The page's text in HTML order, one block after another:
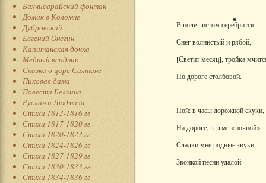
Бахчисарайский фонтан
Домик в Коломне
Дубровский
Евгений Онегин
Капитанская дочка
Медный всадник
Сказка о царе Салтане
Пиковая дама
Повести Белкина
Руслан и Людмила
Стихи 1813-1816 гг
Стихи 1817-1820 гг
Стихи 1820-1823 гг
Стихи 1824-1826 гг
Стихи 1827-1829 гг
Стихи 1830-1833 гг
Стихи 1834-1836 гг
В поле чистом серебрится
Снег волнистый и рябой,
[Светит месяц], тройка
По дороге столбовой.
Пой: в часы дорожной скуки,
На дороге, в тьме <ночной>
Сладки мне родные звуки
Звонкой песни удалой.